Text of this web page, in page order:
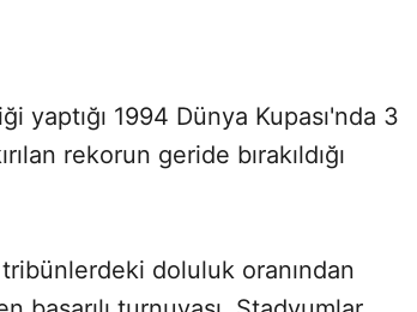
yaptığı 1994 Dünya Kupası'nda 3
rekorun geride bırakıldığı
doluluk oranından